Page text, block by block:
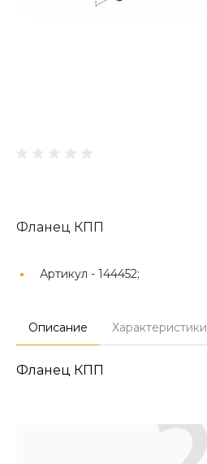
Фланец КПП
Артикул - 144452;
Описание Характеристики
Фланец КПП